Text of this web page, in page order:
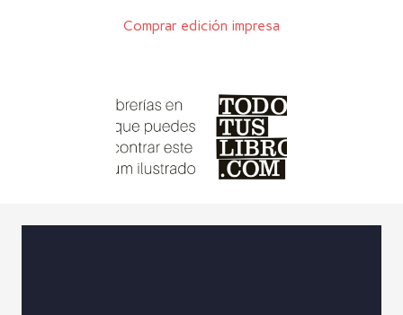
Comprar edición impresa